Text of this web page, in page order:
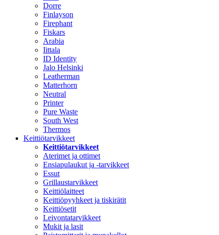
Dorre
Finlayson
Firephant
Fiskars
Arabia
Iittala
ID Identity
Jalo Helsinki
Leatherman
Matterhorn
Neutral
Printer
Pure Waste
South West
Thermos
Keittiötarvikkeet
Keittiötarvikkeet
Aterimet ja ottimet
Ensiapulaukut ja -tarvikkeet
Essut
Grillaustarvikkeet
Keittiölaitteet
Keittiöpyyhkeet ja tiskirätit
Keittiösetit
Leivontatarvikkeet
Mukit ja lasit